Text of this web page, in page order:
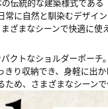
統的な建築様式である
に自然と馴染むデザイン
ざまなシーンで快適に使
クトなショルダーポーチ。
り収納でき、身軽に出
め、さまざまなシーンで